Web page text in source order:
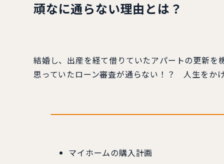
頑なに通らない理由とは？
結婚し、出産を経て借りていたアパートの更新
思っていたローン審査が通らない！？ 人生をか
マイホームの購入計画